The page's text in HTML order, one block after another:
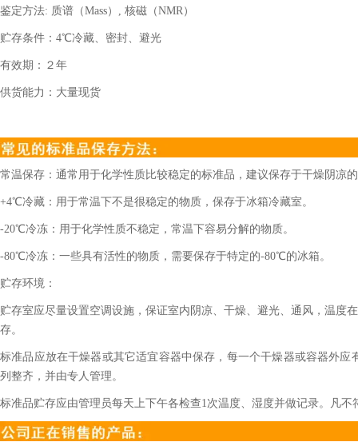
鉴定方法: 质谱（Mass） , 核磁（NMR）
贮存条件： 4℃冷藏、密封、避光
有效期：２年
供货能力：大量现货
常温保存：通常用于化学性质比较稳定的标准品，建议保存于干燥阴凉
+4℃冷藏：用于常温下不是很稳定的物质，保存于冰箱冷藏室。
-20℃冷冻：用于化学性质不稳定，常温下容易分解的物质。
-80℃冷冻：一些具有活性的物质，需要保存于特定的-80℃的冰箱。
贮存环境：
贮存室应尽量设置空调设施，保证室内阴凉、干燥、避光、通风，温度
存。
标准品应放在干燥器或其它适宜容器中保存，每一个干燥器或容器外
列整齐，并由专人管理。
标准品贮存应由管理员每天上下午各检查1次温度、湿度并做记录。凡